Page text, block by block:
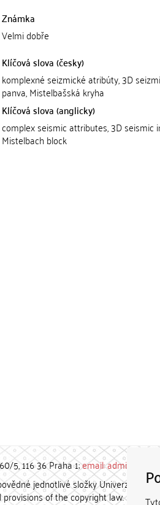
Známka
Velmi dobře
Klíčová slova (česky)
komplexné seizmické atribúty, 3D
panva, Mistelbašská kryha
Klíčová slova (anglicky)
complex seismic attributes, 3D seismic
Mistelbach block
5, 116 36 Praha 1;email: admin-
jednotlivé složky Univerzity
of the copyright law.